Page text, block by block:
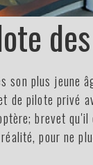
son plus jeune
de pilote privé
brevet qu'il
pour ne